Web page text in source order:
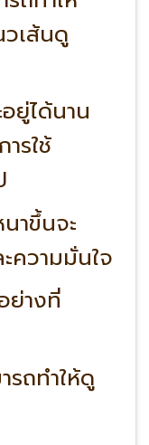
เส้นดู
ยู่ได้นาน
รใช้
าขึ้นจะ
ความมั่นใจ
ย่างที่
รถทำให้ดู